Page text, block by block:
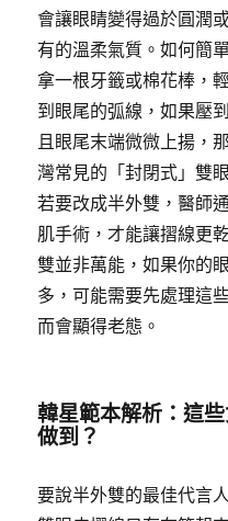
會讓眼睛變得過於圓潤
有的溫柔氣質。如何簡
拿一根牙籤或棉花棒，
到眼尾的弧線，如果壓
且眼尾末端微微上揚，
灣常見的「封閉式」雙
若要改成半外雙，醫師
肌手術，才能讓摺線更
雙並非萬能，如果你的
多，可能需要先處理這
而會顯得老態。
韓星範本解析：這
做到？
要說半外雙的最佳代言